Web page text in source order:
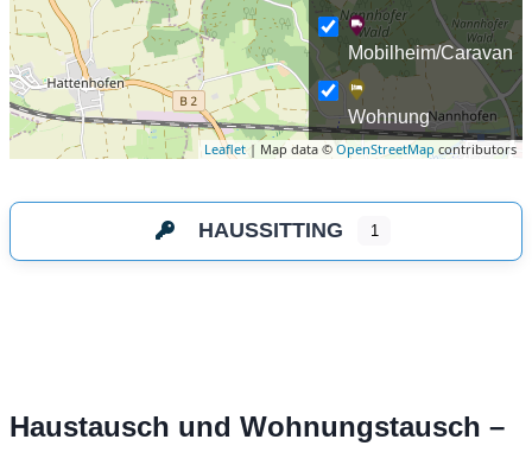
Leaflet| Map data © OpenStreetMap contributors
Mobilheim/Caravan
Wohnung
HAUSSITTING 1
Haustausch und Wohnungstausch –